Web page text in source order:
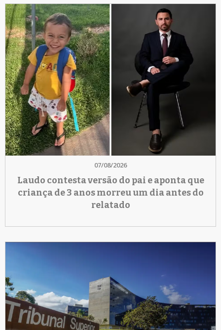
07/08/2026
Laudo contesta versão do pai e aponta que
criança de 3 anos morreu um dia antes do
relatado